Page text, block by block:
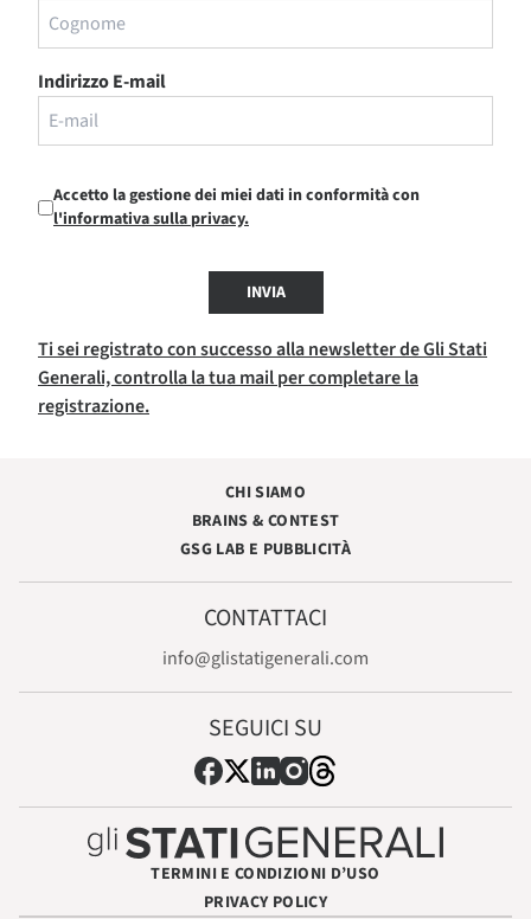
Indirizzo E-mail
Accetto la gestione dei miei dati in conformità con
l'informativa sulla privacy.
INVIA
Ti sei registrato con successo alla newsletter de Gli Stati
Generali, controlla la tua mail per completare la
registrazione.
CHI SIAMO
BRAINS & CONTEST
GSG LAB E PUBBLICITÀ
CONTATTACI
info@glistatigenerali.com
SEGUICI SU
TERMINI E CONDIZIONI D’USO
PRIVACY POLICY